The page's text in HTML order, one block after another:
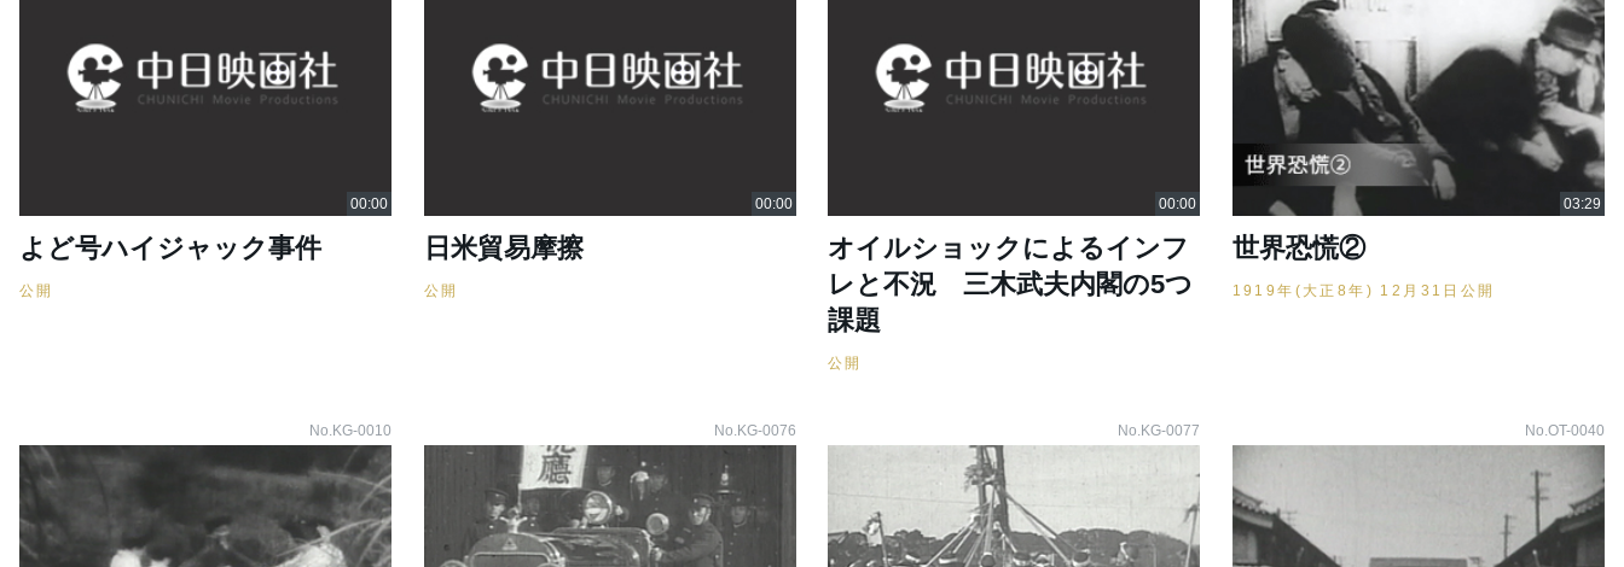
よど号ハイジャック事件
公開
日米貿易摩擦
公開
オイルショックによるインフ
レと不況 三木武夫内閣の5つ
課題
公開
世界恐慌②
1919年(大正8年) 12月31日公開
No.KG-0010 No.KG-0076 No.KG-0077 No.OT-0040